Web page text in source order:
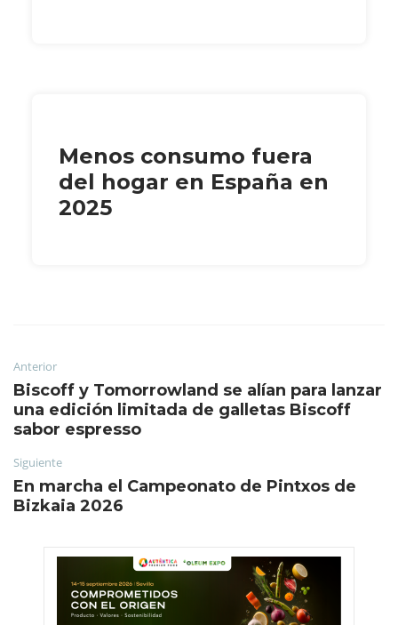
Menos consumo fuera
del hogar en España en
2025
Anterior
Biscoff y Tomorrowland se alían para lanzar
una edición limitada de galletas Biscoff
sabor espresso
Siguiente
En marcha el Campeonato de Pintxos de
Bizkaia 2026